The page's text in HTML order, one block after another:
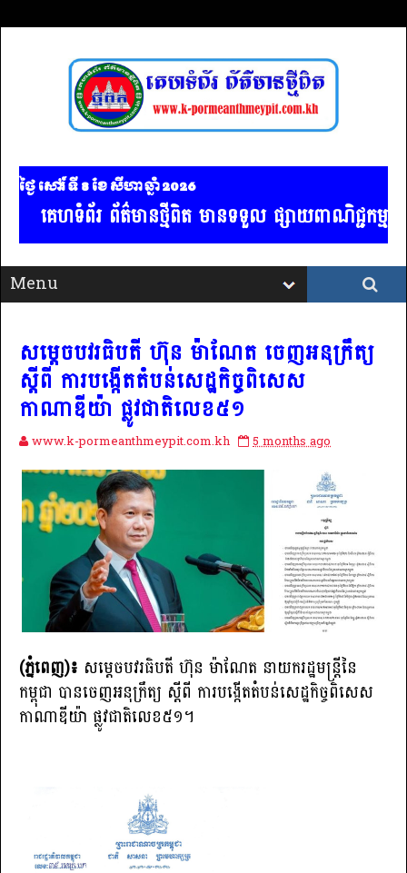
ថ្ងៃ សៅរ៍ ទី 8​ ខែ សីហា ឆ្នាំ 2026
ទំព័រ ព័ត៌មានថ្មីពិត មានទទួល ផ្សាយពាណិជ្ជកម្ម គ្រប់
សម្តេចបវរធិបតី ហ៊ុន ម៉ាណែត ចេញអនុក្រឹត្យ
ស្តីពី ការបង្កើតតំបន់សេដ្ឋកិច្ចពិសេស
កាណាឌីយ៉ា ផ្លូវជាតិលេខ៥១
www.k-pormeanthmeypit.com.kh 5 months ago
(ភ្នំពេញ)៖ សម្តេចបវរធិបតី ហ៊ុន ម៉ាណែត នាយករដ្ឋមន្ត្រីនៃ
កម្ពុជា បានចេញអនុក្រឹត្យ ស្តីពី ការបង្កើតតំបន់សេដ្ឋកិច្ចពិសេស
កាណាឌីយ៉ា ផ្លូវជាតិលេខ៥១។